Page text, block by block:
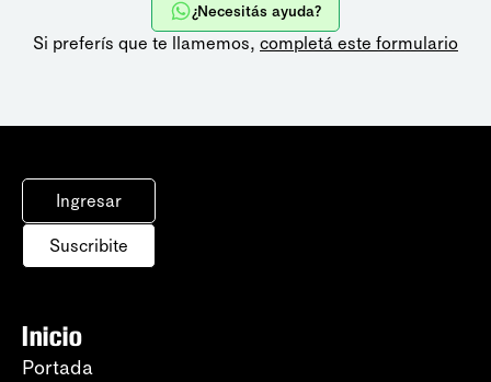
¿Necesitás ayuda?
Si preferís que te llamemos, completá este formulario
Ingresar
Suscribite
Inicio
Portada